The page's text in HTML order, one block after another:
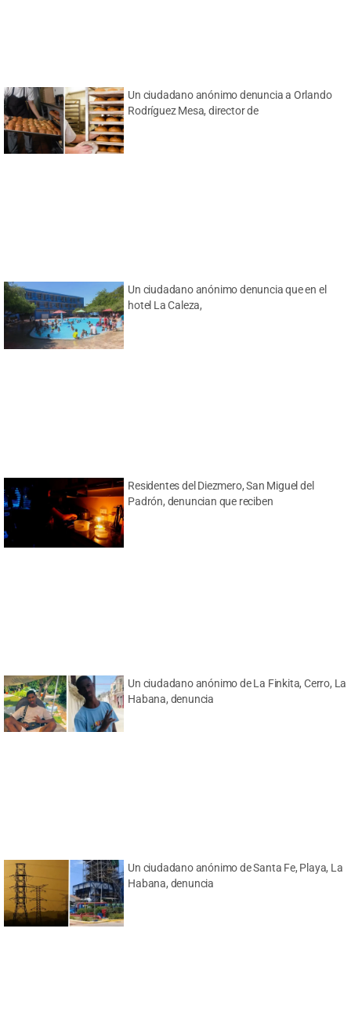
Un ciudadano anónimo denuncia a Orlando
Rodríguez Mesa, director de
Un ciudadano anónimo denuncia que en el
hotel La Caleza,
Residentes del Diezmero, San Miguel del
Padrón, denuncian que reciben
Un ciudadano anónimo de La Finkita, Cerro, La
Habana, denuncia
Un ciudadano anónimo de Santa Fe, Playa, La
Habana, denuncia